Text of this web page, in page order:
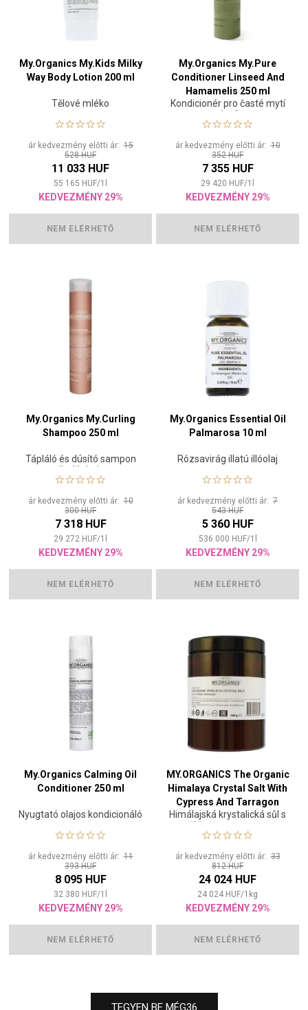
My.Organics My.Kids Milky
Way Body Lotion 200 ml
Tělové mléko
ár kedvezmény előtti ár:15
528 HUF
11 033 HUF
55 165 HUF/1
KEDVEZMÉNY 29%
NEM ELÉRHETŐ
My.Organics My.Pure
Conditioner Linseed And
Hamamelis 250 ml
Kondicionér pro časté mytí
vlasů
ár kedvezmény előtti ár:10
352 HUF
7 355 HUF
29 420 HUF/1
KEDVEZMÉNY 29%
NEM ELÉRHETŐ
My.Organics My.Curling
Shampoo 250 ml
Tápláló és dúsító sampon
göndör hajra
ár kedvezmény előtti ár:10
300 HUF
7 318 HUF
29 272 HUF/1
KEDVEZMÉNY 29%
NEM ELÉRHETŐ
My.Organics Essential Oil
Palmarosa 10 ml
Rózsavirág illatú illóolaj
ár kedvezmény előtti ár: 7
543 HUF
5 360 HUF
536 000 HUF/1
KEDVEZMÉNY 29%
NEM ELÉRHETŐ
My.Organics Calming Oil
Conditioner 250 ml
Nyugtató olajos kondicionáló
ár kedvezmény előtti ár:11
393 HUF
8 095 HUF
32 380 HUF/1
KEDVEZMÉNY 29%
NEM ELÉRHETŐ
MY.ORGANICS The Organic
Himalaya Crystal Salt With
Cypress And Tarragon
1000 g
Himálajská krystalická sůl s
cypřišem a estragonem
ár kedvezmény előtti ár:33
812 HUF
24 024 HUF
24 024 HUF/1 kg
KEDVEZMÉNY 29%
NEM ELÉRHETŐ
TEGYEN BE MÉG36